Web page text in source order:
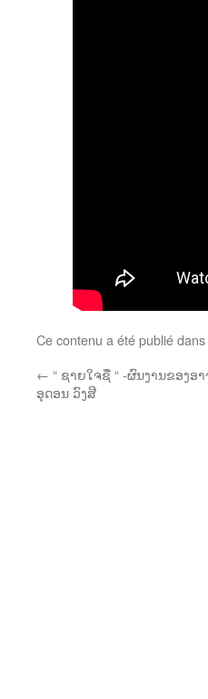
Ce contenu a été publié dans
← “ ຊາຍໃຈຊື່ “ -ຜົນງານຂອງອ
ອຸດອນ ວົງສີ